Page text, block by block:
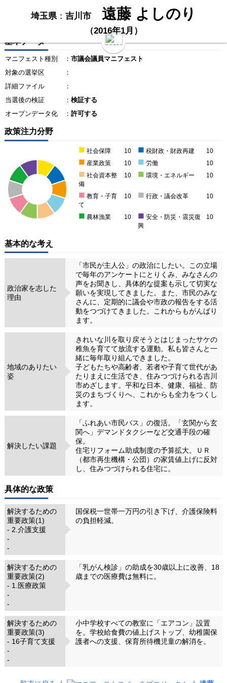
埼玉県： 吉川市 遠藤 よしのり
（2016年1月）
基本データ
マニフェスト種別 ： 市議会議員マニフェスト
対象の選挙区
：
詳細ファイル
：
当選後の検証
： 検証する
オープンデータ化
： 許可する
政策注力分野
■ 社会保障 10 ■ 税財政・財政再建 10
■ 産業政策 10 ■ 労働 10
■ 社会資本整
備
10 ■ 環境・エネルギー 10
■ 教育・子育
て
10 ■ 行政・議会改革 10
■ 農林漁業 10 ■ 安全・防災・震災復
興
10
基本的な考え
政治家を志した
理由
「市民が主人公」の政治にしたい。この立場
で毎年のアンケートにとりくみ、みなさんの
声をお聞きし、具体的な提案も示して切実な
願いを実現してきました。また、市民のみな
さんに、定期的に議会や市政の報告をする活
動をつづけてきました。これからもがんばり
ます。
地域のありたい
姿
きれいな川を取り戻そうとはじまったサケの
稚魚を育てて放流する運動。私も皆さんと一
緒に毎年取り組んできました。
子どもたちや高齢者、若者や子育て世代があ
たりまえに生活でき、住みつづけられる吉川
市めざします。平和な日本、健康、福祉、防
災のまちづくりへ、これからも全力をつくし
ます。
解決したい課題
「ふれあい市民バス」の復活。「玄関から玄
関へ」デマンドタクシーなど交通手段の確
保。
住宅リフォーム助成制度の予算拡大。ＵＲ
（都市再生機構・公団）の家賃値上げに反対
し、住みつづけられる住宅に。
具体的な政策
解決するための
重要政策(1)
- 2.介護支援
-
-
国保税一世帯一万円の引き下げ、介護保険料
の負担軽減。
解決するための
重要政策(2)
- 1.医療政策
-
-
「乳がん検診」の助成を30歳以上に改善、18
歳までの医療費は無料に。
解決するための
重要政策(3)
- 16子育て支援
-
-
小中学校すべての教室に「エアコン」設置
を。学校給食費の値上げストップ、幼稚園保
護者への支援、保育所待機児童の解消を。